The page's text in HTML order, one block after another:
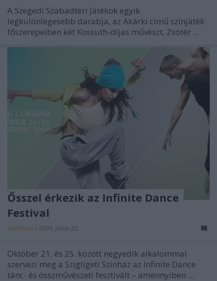
A Szegedi Szabadtéri Játékok egyik
legkülönlegesebb darabja, az Akárki című színjáték
főszerepeiben két Kossuth-díjas művészt, Zsótér ...
Ősszel érkezik az Infinite Dance
Festival
mtothorsi • 2020. július 22.
Október 21. és 25. között negyedik alkalommal
szervezi meg a Szigligeti Színház az Infinite Dance
tánc- és összművészeti fesztivált – amennyiben ...